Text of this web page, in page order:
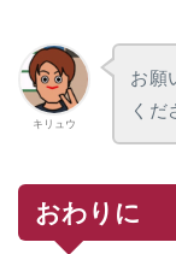
キリュウ
お願
くだ
おわりに